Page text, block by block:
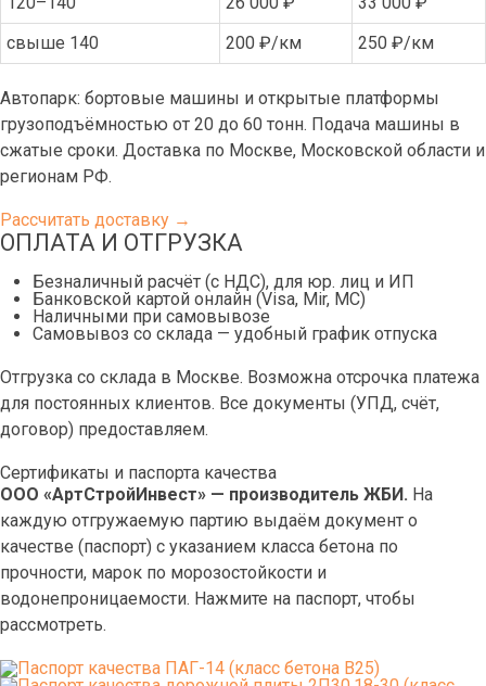
свыше 140
200 ₽/км 250 ₽/км
Автопарк: бортовые машины и открытые платформы
грузоподъёмностью от 20 до 60 тонн. Подача машины в
сжатые сроки. Доставка по Москве, Московской области и
регионам РФ.
Рассчитать доставку →
ОПЛАТА И ОТГРУЗКА
Безналичный расчёт (с НДС), для юр. лиц и ИП
Банковской картой онлайн (Visa, Mir, МС)
Наличными при самовывозе
Самовывоз со склада — удобный график отпуска
Отгрузка со склада в Москве. Возможна отсрочка платежа
для постоянных клиентов. Все документы (УПД, счёт,
договор) предоставляем.
Сертификаты и паспорта качества
ООО «АртСтройИнвест» — производитель ЖБИ. На
каждую отгружаемую партию выдаём документ о
качестве (паспорт) с указанием класса бетона по
прочности, марок по морозостойкости и
водонепроницаемости. Нажмите на паспорт, чтобы
рассмотреть.